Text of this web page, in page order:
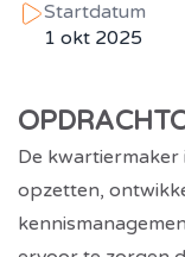
Startdatum
1 okt 2025
De
opzetten,